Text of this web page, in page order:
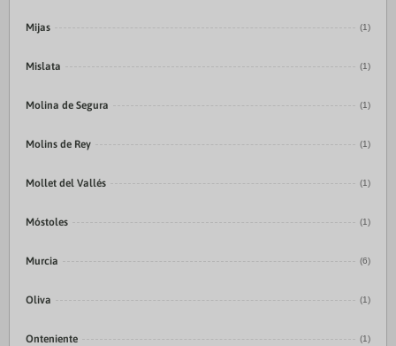
Mijas (1)
Mislata (1)
Molina de Segura (1)
Molins de Rey (1)
Mollet del Vallés (1)
Móstoles (1)
Murcia (6)
Oliva (1)
Onteniente (1)